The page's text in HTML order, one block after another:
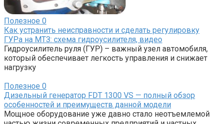
Полезное 0
Как устранить неисправности и сделать регулировку
ГУРа на МТЗ: схема гидроусилителя, видео
Гидроусилитель руля (ГУР) – важный узел автомобиля,
который обеспечивает легкость управления и снижает
нагрузку
Полезное 0
Дизельный генератор FDT 1300 VS — полный обзор
особенностей и преимуществ данной модели
Мощное оборудование уже давно стало неотъемлемой